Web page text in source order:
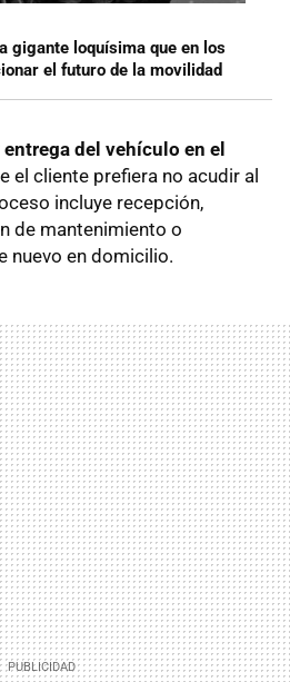
gigante loquísima que en los
el futuro de la movilidad
del vehículo en el
el cliente prefiera no acudir al
incluye recepción,
de mantenimiento o
nuevo en domicilio.